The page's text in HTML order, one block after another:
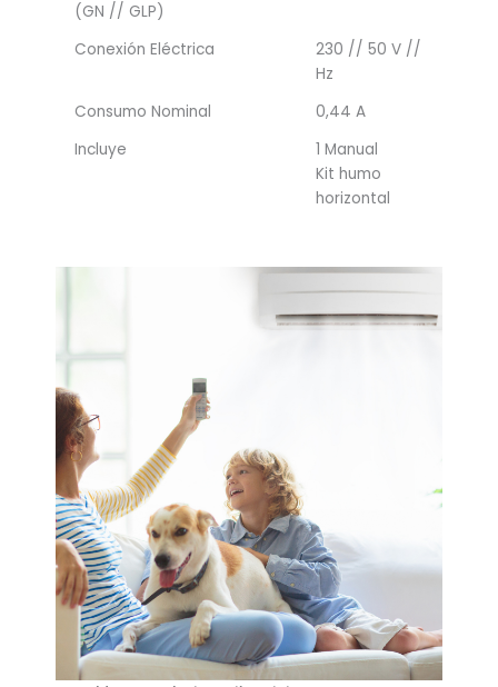
(GN // GLP)
Conexión Eléctrica
230 // 50 V //
Hz
Consumo Nominal
0,44 A
Incluye
1 Manual
Kit humo
horizontal